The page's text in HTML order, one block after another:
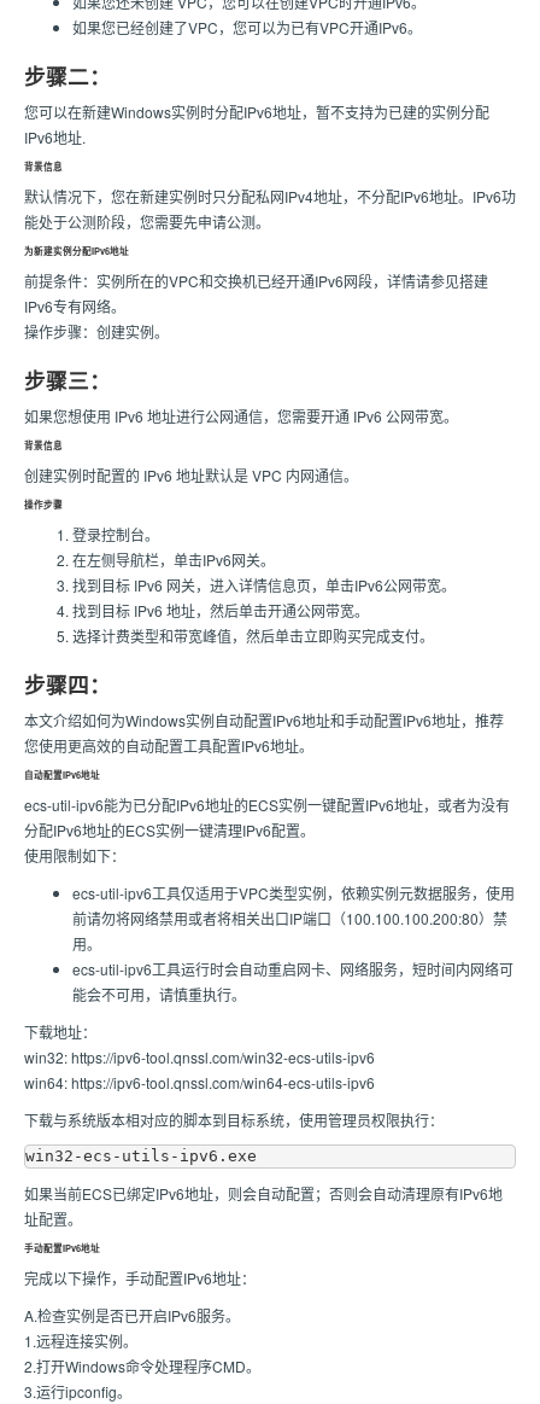
如果您已经创建了VPC，您可以为已有VPC开通IPv6。
步骤二：
您可以在新建Windows实例时分配IPv6地址，暂不支持为已建的实例分配
IPv6地址.
背景信息
默认情况下，您在新建实例时只分配私网IPv4地址，不分配IPv6地址。IPv6功
能处于公测阶段，您需要先申请公测。
为新建实例分配IPv6地址
前提条件：实例所在的VPC和交换机已经开通IPv6网段，详情请参见搭建
IPv6专有网络。
操作步骤：创建实例。
步骤三：
如果您想使用 IPv6 地址进行公网通信，您需要开通 IPv6 公网带宽。
背景信息
创建实例时配置的 IPv6 地址默认是 VPC 内网通信。
操作步骤
登录控制台。
在左侧导航栏，单击IPv6网关。
找到目标 IPv6 网关，进入详情信息页，单击IPv6公网带宽。
找到目标 IPv6 地址，然后单击开通公网带宽。
选择计费类型和带宽峰值，然后单击立即购买完成支付。
步骤四：
本文介绍如何为Windows实例自动配置IPv6地址和手动配置IPv6地址，推荐
您使用更高效的自动配置工具配置IPv6地址。
自动配置IPv6地址
ecs-util-ipv6能为已分配IPv6地址的ECS实例一键配置IPv6地址，或者为没有
分配IPv6地址的ECS实例一键清理IPv6配置。
使用限制如下：
ecs-util-ipv6工具仅适用于VPC类型实例，依赖实例元数据服务，使用
前请勿将网络禁用或者将相关出口IP端口（100.100.100.200:80）禁
用。
ecs-util-ipv6工具运行时会自动重启网卡、网络服务，短时间内网络可
能会不可用，请慎重执行。
下载地址：
win32: https://ipv6-tool.qnssl.com/win32-ecs-utils-ipv6
win64: https://ipv6-tool.qnssl.com/win64-ecs-utils-ipv6
下载与系统版本相对应的脚本到目标系统，使用管理员权限执行：
如果当前ECS已绑定IPv6地址，则会自动配置；否则会自动清理原有IPv6地
址配置。
手动配置IPv6地址
完成以下操作，手动配置IPv6地址：
A.检查实例是否已开启IPv6服务。
1.远程连接实例。
2.打开Windows命令处理程序CMD。
3.运行ipconfig。